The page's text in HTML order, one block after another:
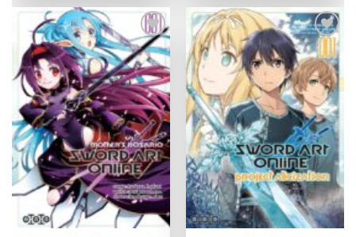
Ajouter
à la
wishlist
Ajouter
à la
wishlist